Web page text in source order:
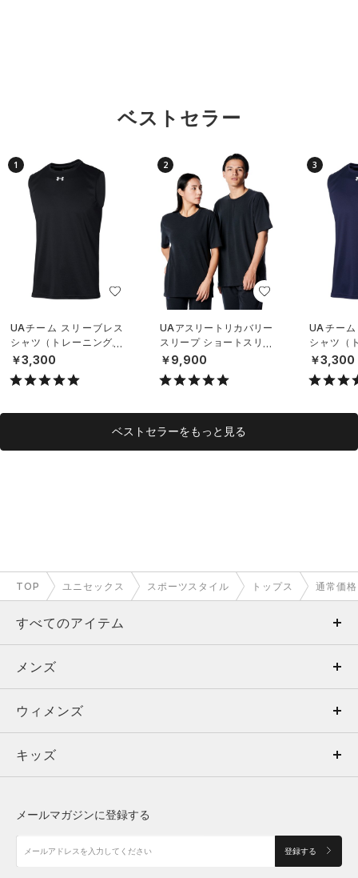
ベストセラー
1
UAチーム スリーブレス
シャツ（トレーニング/U
NISEX）
￥3,300
2
UAアスリートリカバリー
スリープ ショートスリー
ブ シャツ（ライフスタイ
ル/UNISEX）
￥9,900
3
UAチー
シャツ（
NISEX）
￥3,300
ベストセラーをもっと見る
TOP ユニセックス スポーツスタイル トップス 通常価格
すべてのアイテム
メンズ
ウィメンズ
キッズ
アクセサリー
メンズ
トップス
ボトムス
アクセサリー
ウィメンズ
トップス
シューズ
キッズ
メールマガジンに登録する
登録する